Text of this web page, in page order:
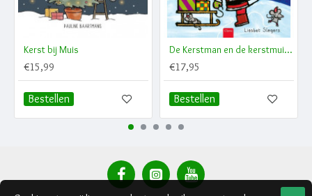
Kerst bij Muis
€15,99
Bestellen
De Kerstman en de kerstmuisjes
€17,95
Bestellen